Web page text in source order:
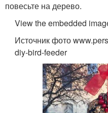
повесьте на дерево.
View the embedded
Источник фото
diy-bird-feeder